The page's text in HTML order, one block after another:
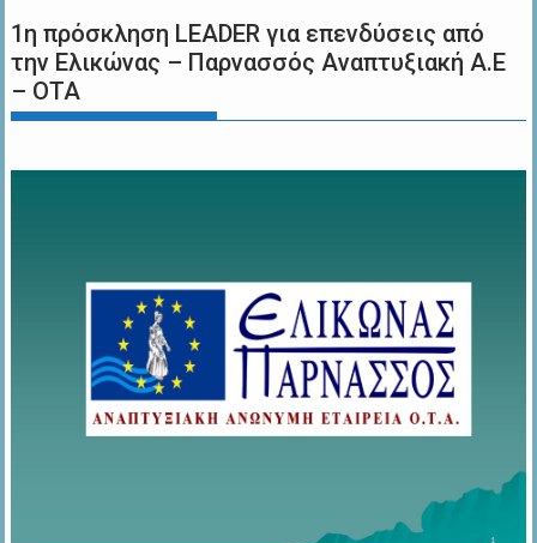
1η πρόσκληση LEADER για επενδύσεις από
την Ελικώνας – Παρνασσός Αναπτυξιακή Α.Ε
– ΟΤΑ